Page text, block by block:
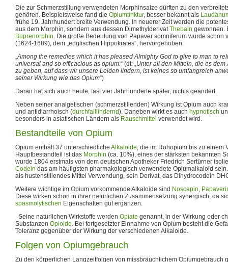
Die zur Schmerzstillung verwendeten Morphinsalze dürften zu den
gehören. Beispielsweise fand die Opiumtinktur, besser bekannt als
frühe 19. Jahrhundert breite Verwendung. In neuerer Zeit werden die
aus dem Morphin, sondern aus dessen DimethylderivatThebain gewonnen.
Buprenorphin. Die große Bedeutung von Papaver somniferum wurde schon
(1624-1689), dem „englischen Hippokrates“, hervorgehoben:
„Among the remedies which it has pleased Almighty God to give to man to
universal and so efficacious as opium.“ (dt: „Unter all den Mitteln, die es
zu geben, auf dass wir unsere Leiden lindern, ist keines so umfangreich
seiner Wirkung wie das Opium“)
Daran hat sich auch heute, fast vier Jahrhunderte später, nichts geändert.
Neben seiner analgetischen (schmerzstillenden) Wirkung ist Opium auch
und antidiarrhoisch (durchfalllindernd). Daneben wirkt es auch hypnotisch
besonders in asiatischen Ländern als Rauschmittel verwendet wird.
Bestandteile von Opium
Opium enthält 37 unterschiedliche Alkaloide, die im Rohopium bis zu einem
Hauptbestandteil ist das Morphin (ca. 10%), eines der stärksten bekannten
wurde 1804 erstmals von dem deutschen Apotheker Friedrich Sertürner
Codein das am häufigsten pharmakologisch verwendete Opiumalkaloid
als hustenstillendes Mittel Verwendung, sein Derivat, das Dihydrocodein
Weitere wichtige im Opium vorkommende Alkaloide sind Noscapin,
Diese wirken schon in ihrer natürlichen Zusammensetzung synergisch, da
spasmolytischen Eigenschaften gut ergänzen.
Seine natürlichen Wirkstoffe werden Opiate genannt, in der Wirkung oder
Substanzen Opioide. Bei fortgesetzter Einnahme von Opium besteht die
Toleranz gegenüber der Wirkung der verschiedenen Alkaloide.
Folgen von Opiumgebrauch
Zu den körperlichen Langzeitfolgen von missbräuchlichem Opiumgebrauch